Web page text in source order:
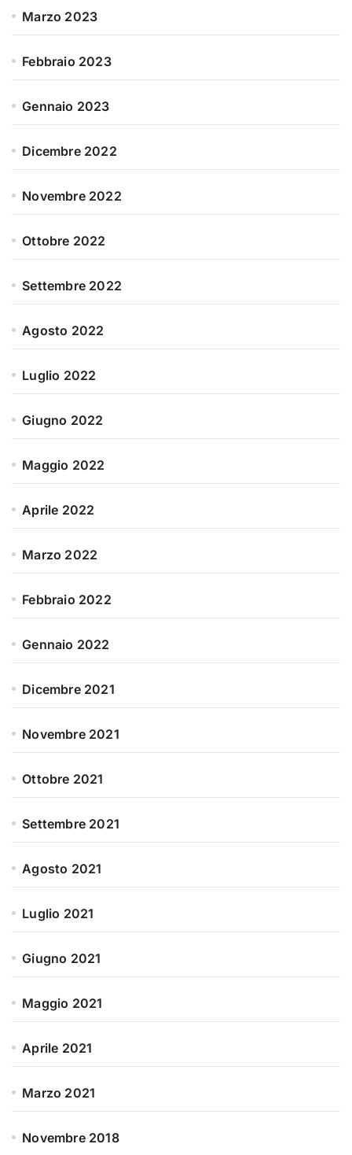
Marzo 2023
Febbraio 2023
Gennaio 2023
Dicembre 2022
Novembre 2022
Ottobre 2022
Settembre 2022
Agosto 2022
Luglio 2022
Giugno 2022
Maggio 2022
Aprile 2022
Marzo 2022
Febbraio 2022
Gennaio 2022
Dicembre 2021
Novembre 2021
Ottobre 2021
Settembre 2021
Agosto 2021
Luglio 2021
Giugno 2021
Maggio 2021
Aprile 2021
Marzo 2021
Novembre 2018